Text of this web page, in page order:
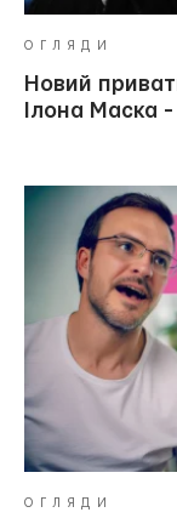
ОГЛЯДИ
Новий
Ілона Маска
ОГЛЯДИ